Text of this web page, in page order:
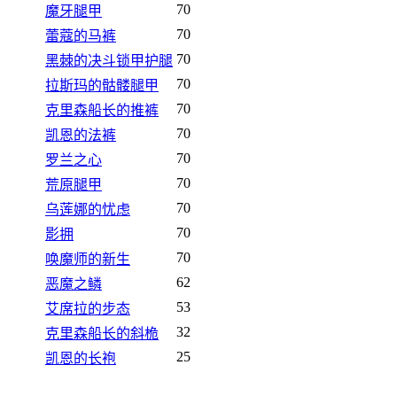
魔牙腿甲
70
蕾蔻的马裤
70
黑棘的决斗锁甲护腿 70
拉斯玛的骷髅腿甲
70
克里森船长的推裤
70
凯恩的法裤
70
罗兰之心
70
荒原腿甲
70
乌莲娜的忧虑
70
影拥
70
唤魔师的新生
70
恶魔之鳞
62
艾席拉的步态
53
克里森船长的斜桅
32
凯恩的长袍
25